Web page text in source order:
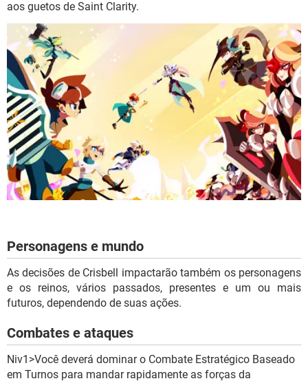
aos guetos de Saint Clarity.
Personagens e mundo
As decisões de Crisbell impactarão também os personagens
e os reinos, vários passados, presentes e um ou mais
futuros, dependendo de suas ações.
Combates e ataques
Niv1>Você deverá dominar o Combate Estratégico Baseado
em Turnos para mandar rapidamente as forças da